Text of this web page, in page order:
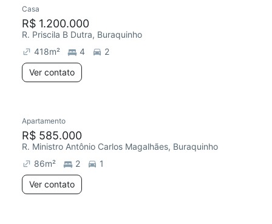
Casa
R$ 1.200.000
R. Priscila B Dutra, Buraquinho
418m² 4
2
Ver contato
Chegou este mês
Apartamento
R$ 585.000
R. Ministro Antônio Carlos Magalhães, Buraquinho
86m² 2
1
Ver contato